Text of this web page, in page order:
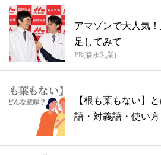
アマゾンで大人気
足してみて
PR(森永乳業)
【根も葉もない】
語・対義語・使い方